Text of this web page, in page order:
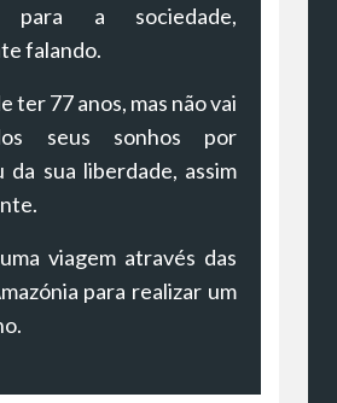
para a sociedade,
falando.
ter 77 anos, mas não vai
seus sonhos por
da sua liberdade, assim
viagem através das
para realizar um